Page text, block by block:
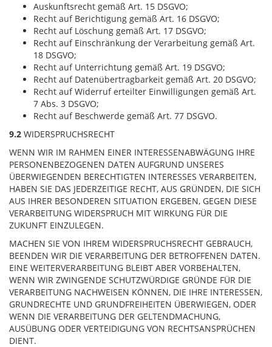
Auskunftsrecht gemäß Art. 15 DSGVO;
Recht auf Berichtigung gemäß Art. 16 DSGVO;
Recht auf Löschung gemäß Art. 17 DSGVO;
Recht auf Einschränkung der Verarbeitung gemäß Art.
18 DSGVO;
Recht auf Unterrichtung gemäß Art. 19 DSGVO;
Recht auf Datenübertragbarkeit gemäß Art. 20 DSGVO;
Recht auf Widerruf erteilter Einwilligungen gemäß Art.
7 Abs. 3 DSGVO;
Recht auf Beschwerde gemäß Art. 77 DSGVO.
9.2 WIDERSPRUCHSRECHT
WENN WIR IM RAHMEN EINER INTERESSENABWÄGUNG IHRE
PERSONENBEZOGENEN DATEN AUFGRUND UNSERES
ÜBERWIEGENDEN BERECHTIGTEN INTERESSES VERARBEITEN,
HABEN SIE DAS JEDERZEITIGE RECHT, AUS GRÜNDEN, DIE SICH
AUS IHRER BESONDEREN SITUATION ERGEBEN, GEGEN DIESE
VERARBEITUNG WIDERSPRUCH MIT WIRKUNG FÜR DIE
ZUKUNFT EINZULEGEN.
MACHEN SIE VON IHREM WIDERSPRUCHSRECHT GEBRAUCH,
BEENDEN WIR DIE VERARBEITUNG DER BETROFFENEN DATEN.
EINE WEITERVERARBEITUNG BLEIBT ABER VORBEHALTEN,
WENN WIR ZWINGENDE SCHUTZWÜRDIGE GRÜNDE FÜR DIE
VERARBEITUNG NACHWEISEN KÖNNEN, DIE IHRE INTERESSEN,
GRUNDRECHTE UND GRUNDFREIHEITEN ÜBERWIEGEN, ODER
WENN DIE VERARBEITUNG DER GELTENDMACHUNG,
AUSÜBUNG ODER VERTEIDIGUNG VON RECHTSANSPRÜCHEN
DIENT.